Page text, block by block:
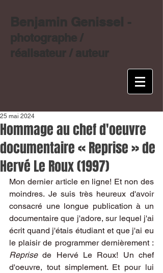
Benjamin Genissel -
photographe /
réalisateur / auteur
Hommage au chef d'oeuvre
documentaire « Reprise » de
Hervé Le Roux (1997)
25 mai 2024
Mon dernier article en ligne! Et non des
moindres. Je suis très heureux d'avoir
consacré une longue publication à un
documentaire que j'adore, sur lequel j'ai
écrit quand j'étais étudiant et que j'ai eu
Reprise de Hervé Le Roux! Un chef
d'oeuvre, tout simplement. Et pour lui